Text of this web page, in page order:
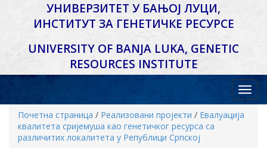
УНИВЕРЗИТЕТ У БАЊОЈ ЛУЦИ,
ИНСТИТУТ ЗА ГЕНЕТИЧКЕ РЕСУРСЕ
UNIVERSITY OF BANJA LUKA, GENETIC
RESOURCES INSTITUTE
Почетна страница / Реализовани пројекти / Евалуација
квалитета сријемуша као генетичког ресурса са
различитих локалитета у Републици Српској